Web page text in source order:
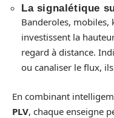
La signalétique
Banderoles, mobiles,
investissent la
regard à distance.
ou canaliser le flux,
En combinant
PLV, chaque enseigne